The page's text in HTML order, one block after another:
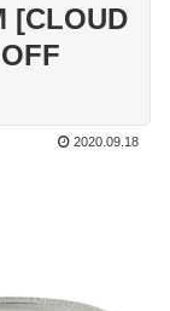
[CLOUD
2020.09.18